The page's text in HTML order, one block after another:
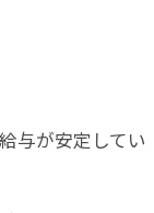
与が安定してい